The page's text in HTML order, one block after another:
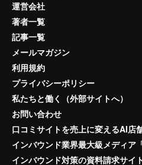
運営会社
著者一覧
記事一覧
メールマガジン
利用規約
プライバシーポリシー
私たちと働く（外部サイトへ）
お問い合わせ
口コミサイトを売上に変えるAI店
インバウンド業界最大級メディア
インバウンド対策の資料請求サイ